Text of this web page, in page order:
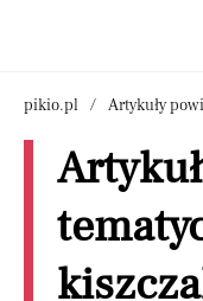
pikio.pl Artykuły